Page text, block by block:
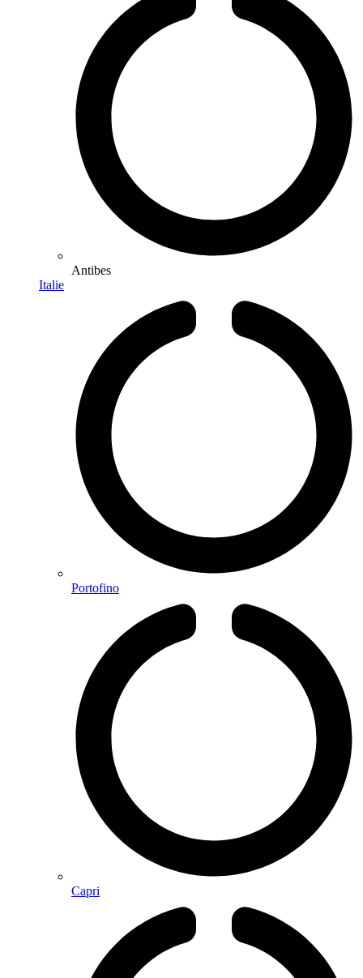
Antibes
Italie
Portofino
Capri